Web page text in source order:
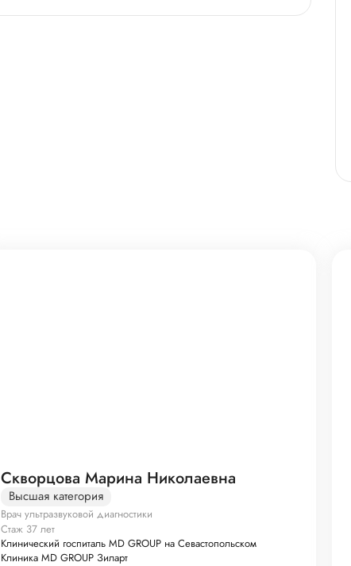
Скворцова Марина Николаевна
Высшая категория
Врач ультразвуковой диагностики
Стаж 37 лет
Клинический госпиталь MD GROUP на Севастопольском
Клиника MD GROUP Зиларт